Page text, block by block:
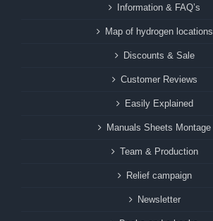
Information & FAQ’s
Map of hydrogen locations
Discounts & Sale
Customer Reviews
Easily Explained
Manuals Sheets Montage
Team & Production
Relief campaign
Newsletter